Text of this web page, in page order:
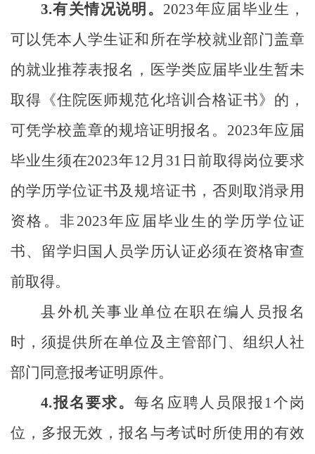
3.有关情况说明。 2023年应届毕业生，
可以凭本人学生证和所在学校就业部门盖章
的就业推荐表报名，医学类应届毕业生暂未
取得《住院医师规范化培训合格证书》的，
可凭学校盖章的规培证明报名。 2023年应届
毕业生须在2023年12 月 31 日前取得岗位要求
的学历学位证书及规培证书，否则取消录用
资格。非 2023年应届毕业生的学历学位证
书、留学归国人员学历认证必须在资格审查
前取得。
县外机关事业单位在职在编人员报名
时，须提供所在单位及主管部门、组织人社
部门同意报考证明原件。
4.报名要求。每名应聘人员限报 1 个岗
位，多报无效，报名与考试时所使用的有效